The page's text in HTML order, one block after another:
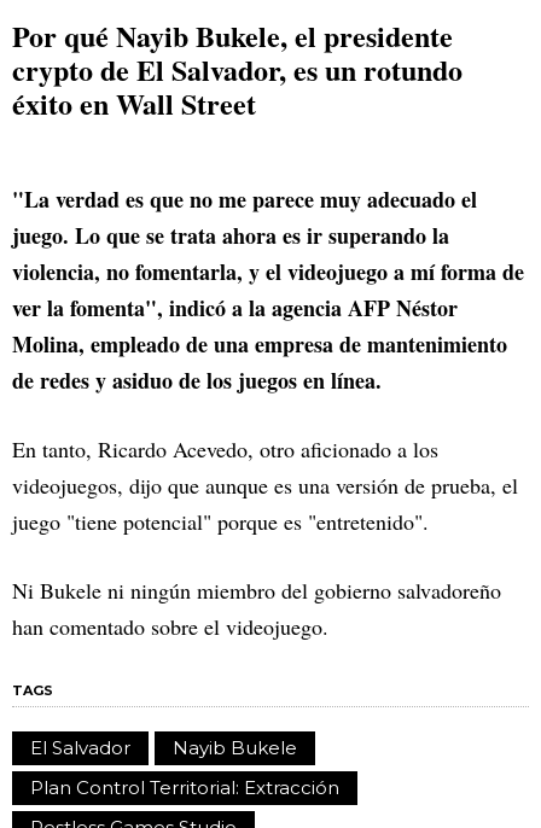
Por qué Nayib Bukele, el presidente
crypto de El Salvador, es un rotundo
éxito en Wall Street
"La verdad es que no me parece muy adecuado el
juego. Lo que se trata ahora es ir superando la
violencia, no fomentarla, y el videojuego a mí forma de
ver la fomenta", indicó a la agencia AFP Néstor
Molina, empleado de una empresa de mantenimiento
de redes y asiduo de los juegos en línea.
En tanto, Ricardo Acevedo, otro aficionado a los
videojuegos, dijo que aunque es una versión de prueba, el
juego "tiene potencial" porque es "entretenido".
Ni Bukele ni ningún miembro del gobierno salvadoreño
han comentado sobre el videojuego.
TAGS
El Salvador
Nayib Bukele
Plan Control Territorial: Extracción